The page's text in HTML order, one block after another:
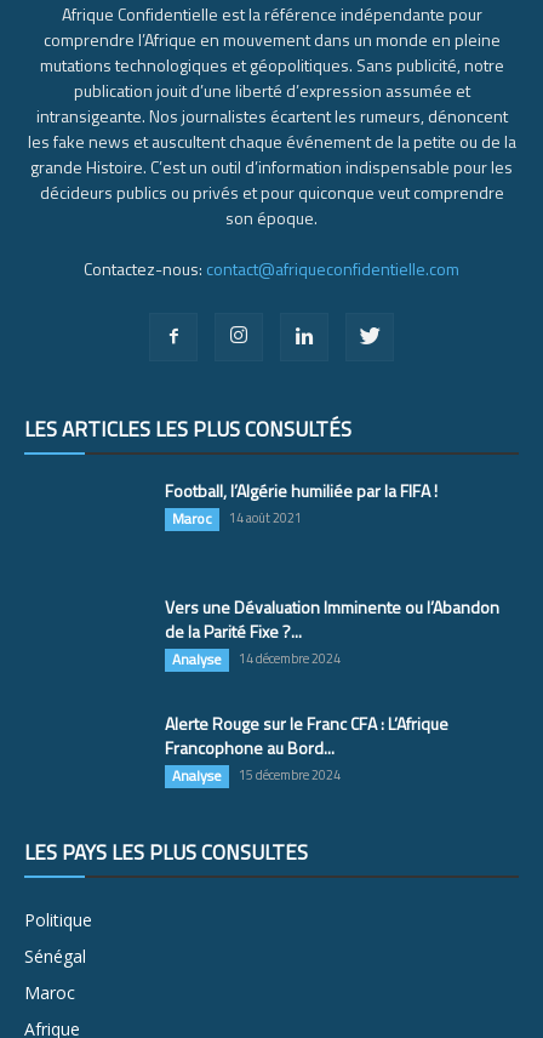
Afrique Confidentielle est la référence indépendante pour
comprendre l’Afrique en mouvement dans un monde en pleine
mutations technologiques et géopolitiques. Sans publicité, notre
publication jouit d’une liberté d’expression assumée et
intransigeante. Nos journalistes écartent les rumeurs, dénoncent
les fake news et auscultent chaque événement de la petite ou de la
grande Histoire. C’est un outil d’information indispensable pour les
décideurs publics ou privés et pour quiconque veut comprendre
son époque.
Contactez-nous: contact@afriqueconfidentielle.com
LES ARTICLES LES PLUS CONSULTÉS
Football, l’Algérie humiliée par la FIFA !
Maroc 14 août 2021
Vers une Dévaluation Imminente ou l’Abandon
de la Parité Fixe ?...
Analyse 14 décembre 2024
Alerte Rouge sur le Franc CFA : L’Afrique
Francophone au Bord...
Analyse 15 décembre 2024
LES PAYS LES PLUS CONSULTÉS
Politique
Sénégal
Maroc
Afrique